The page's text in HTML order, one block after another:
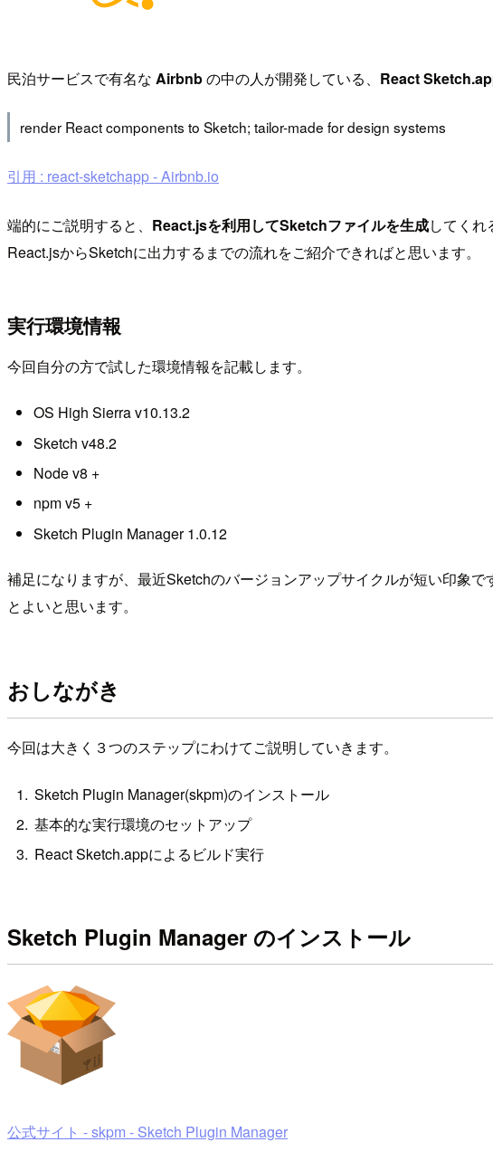
民泊サービスで有名な Airbnbの中の人が開発している、 React
render React components to Sketch; tailor-made for design systems
引用 : react-sketchapp - Airbnb.io
端的にご説明すると、 React.jsを利用してSketchファイルを生成してく
React.jsからSketchに出力するまでの流れをご紹介できればと思います。
実行環境情報
今回自分の方で試した環境情報を記載します。
OS High Sierra v10.13.2
Sketch v48.2
Node v8 +
npm v5 +
Sketch Plugin Manager 1.0.12
補足になりますが、最近Sketchのバージョンアップサイクルが短い印象
とよいと思います。
おしながき
今回は大きく３つのステップにわけてご説明していきます。
Sketch Plugin Manager(skpm)のインストール
基本的な実行環境のセットアップ
React Sketch.appによるビルド実行
Sketch Plugin Manager のインストール
公式サイト - skpm - Sketch Plugin Manager